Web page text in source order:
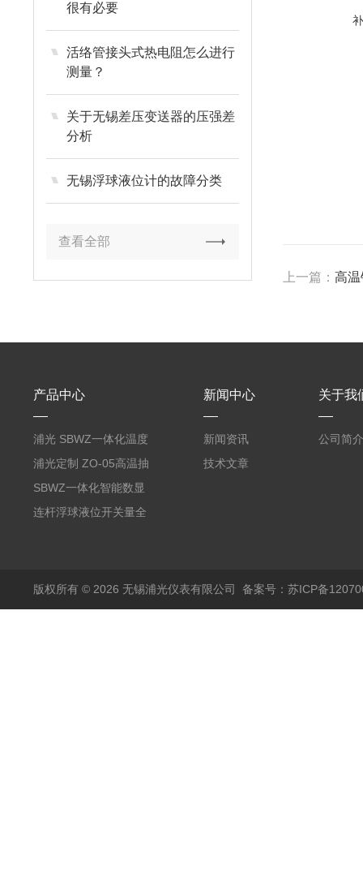
很有必要
活络管接头式热电阻怎么进行
测量？
关于无锡差压变送器的压强差
分析
无锡浮球液位计的故障分类
查看全部
上一篇：高温
产品中心
浦光 SBWZ一体化温度
变送器传感器 防爆热电
阻PT100 数显远传4-
20mA2
浦光定制 ZO-05高温抽
气式氧化锆分析仪 防爆
耐腐蚀检测仪
SBWZ一体化智能数显
温度变送器传感器防爆
连杆浮球液位开关量全
新闻中心
新闻资讯
技术文章
关于我
公司简介
版权所有 © 2026 无锡浦光仪表有限公司 备案号：苏ICP备